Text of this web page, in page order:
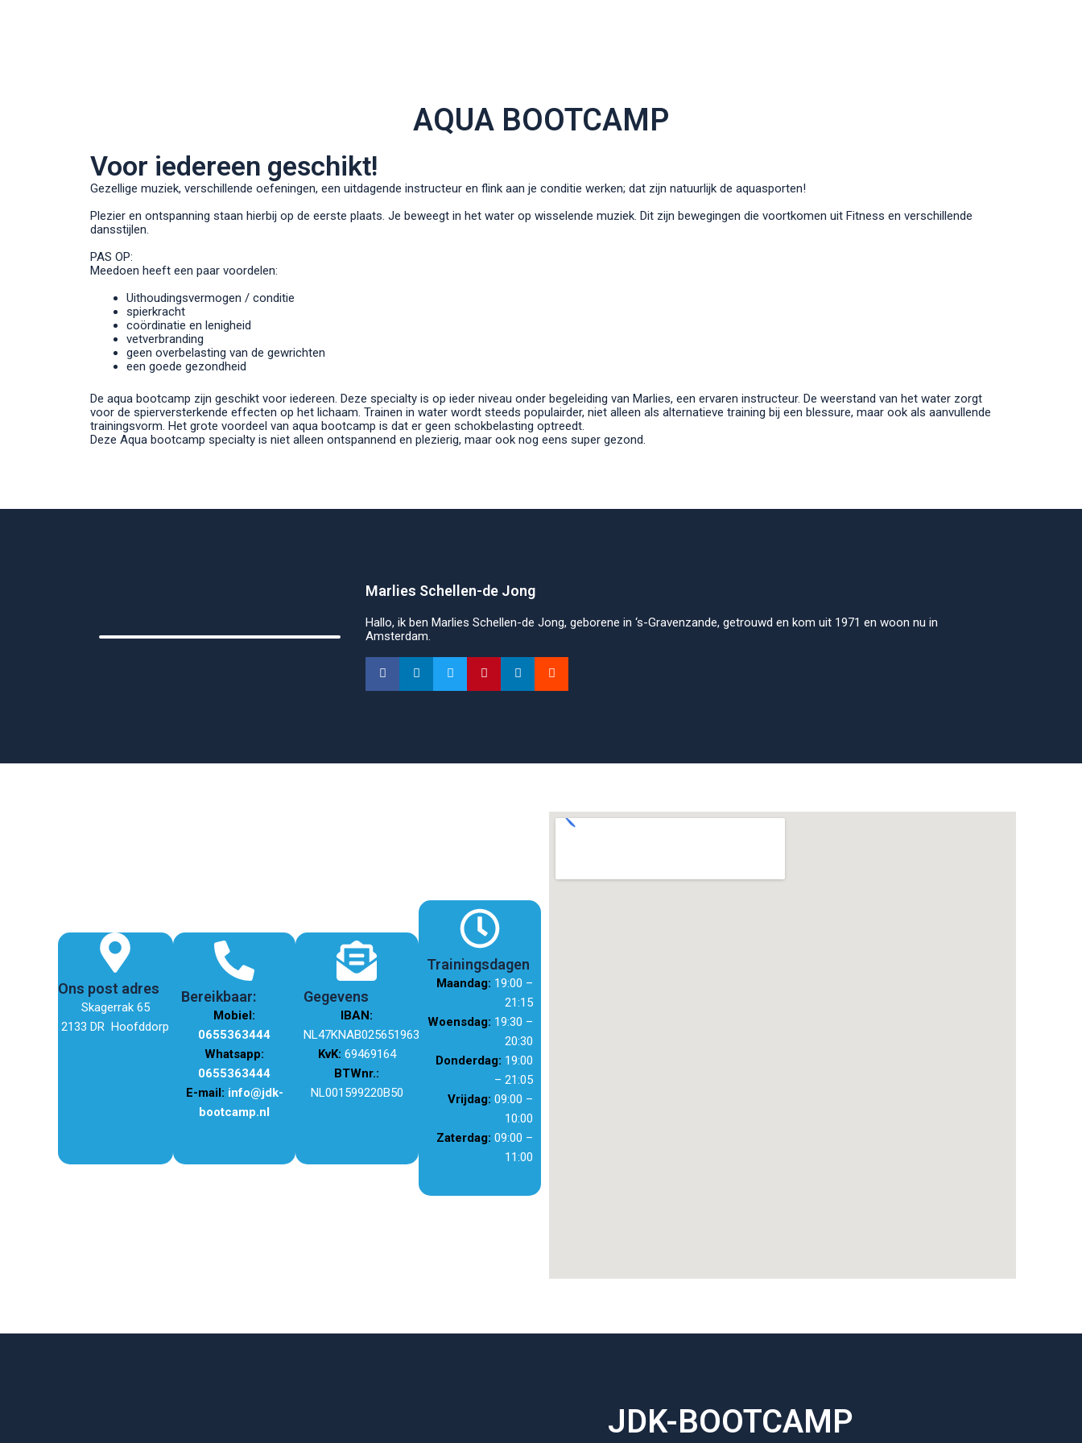
AQUA BOOTCAMP
Voor iedereen geschikt!
Gezellige muziek, verschillende oefeningen, een uitdagende instructeur en flink aan je conditie werken; dat zijn natuurlijk de aquasporten!
Plezier en ontspanning staan hierbij op de eerste plaats. Je beweegt in het water op wisselende muziek. Dit zijn bewegingen die voortkomen uit Fitness en verschillende
dansstijlen.
PAS OP:
Meedoen heeft een paar voordelen:
Uithoudingsvermogen / conditie
spierkracht
coördinatie en lenigheid
vetverbranding
geen overbelasting van de gewrichten
een goede gezondheid
De aqua bootcamp zijn geschikt voor iedereen. Deze specialty is op ieder niveau onder begeleiding van Marlies, een ervaren instructeur. De weerstand van het water zorgt
voor de spierversterkende effecten op het lichaam. Trainen in water wordt steeds populairder, niet alleen als alternatieve training bij een blessure, maar ook als aanvullende
trainingsvorm. Het grote voordeel van aqua bootcamp is dat er geen schokbelasting optreedt.
Deze Aqua bootcamp specialty is niet alleen ontspannend en plezierig, maar ook nog eens super gezond.
Marlies Schellen-de Jong
Hallo, ik ben Marlies Schellen-de Jong, geborene in ‘s-Gravenzande, getrouwd en kom uit 1971 en woon nu in
Amsterdam.
Ons post adres
Skagerrak 65
2133 DR Hoofddorp
Bereikbaar:
Mobiel:
0655363444
Whatsapp:
0655363444
E-mail: info@jdk-
bootcamp.nl
Gegevens
IBAN:
NL47KNAB0256519633
KvK: 69469164
BTWnr.:
NL001599220B50
Trainingsdagen
Maandag: 19:00 –
21:15
Woensdag: 19:30 –
20:30
Donderdag: 19:00
– 21:05
Vrijdag: 09:00 –
10:00
Zaterdag: 09:00 –
11:00
JDK-BOOTCAMP